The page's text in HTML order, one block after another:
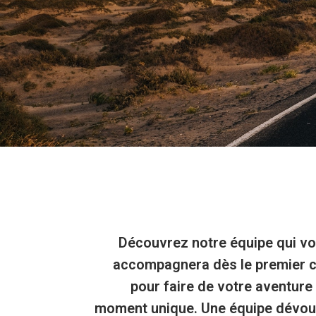
Découvrez notre équipe qui
accompagnera dès le premier
pour faire de votre aventure
moment unique. Une équipe